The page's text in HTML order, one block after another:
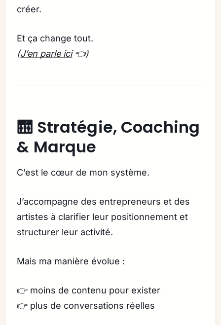
créer.
Et ça change tout.
(J’en parle ici👈)
🛗 Stratégie, Coaching
& Marque
C’est le cœur de mon système.
J’accompagne des entrepreneurs et des
artistes à clarifier leur positionnement et
structurer leur activité.
Mais ma manière évolue :
👉 moins de contenu pour exister
👉 plus de conversations réelles